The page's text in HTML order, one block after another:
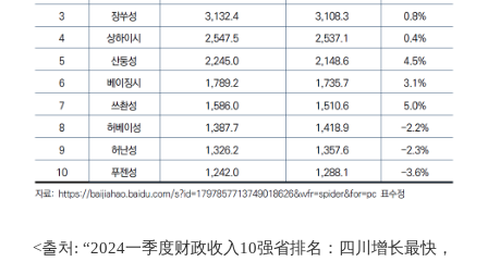
<출처: “2024一季度财政收入10强省排名：四川增长最快，